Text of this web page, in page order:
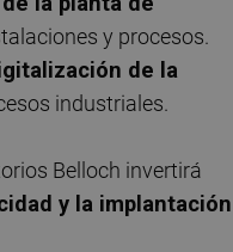
y procesos.
de la
industriales.
Belloch invertirá
y la implantación